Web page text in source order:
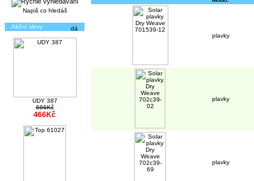
Napiš co hledáš
Akční slevy
UDY 387
666Kč
466Kč
plavky
plavky
plavky